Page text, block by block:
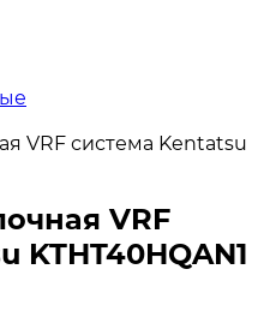
VRF система Kentatsu
VRF
KTHT40HQAN1